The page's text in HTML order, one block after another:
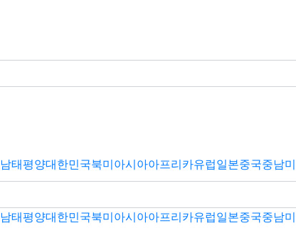
남태평양대한민국북미아시아아프리카유럽일본중국중남미
남태평양대한민국북미아시아아프리카유럽일본중국중남미